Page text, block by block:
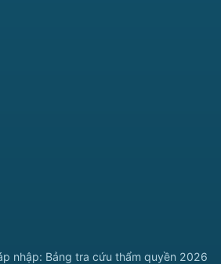
nhập: Bảng tra cứu thẩm quyền 2026